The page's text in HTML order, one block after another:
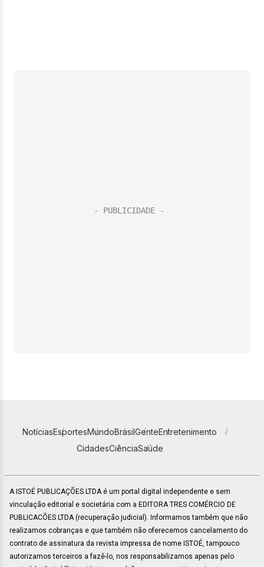
NotíciasEsportesMundoBrasilGenteEntretenimento
CidadesCiênciaSaúde
A ISTOÉ PUBLICAÇÕES LTDA é um portal digital independente e sem
vinculação editorial e societária com a EDITORA TRES COMÉRCIO DE
PUBLICACÕES LTDA (recuperação judicial). Informamos também que não
realizamos cobranças e que também não oferecemos cancelamento do
contrato de assinatura da revista impressa de nome ISTOÉ, tampouco
autorizamos terceiros a fazê-lo, nos responsabilizamos apenas pelo